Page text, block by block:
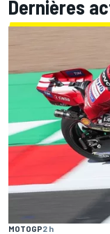
Dernières
MOTOGP2 h